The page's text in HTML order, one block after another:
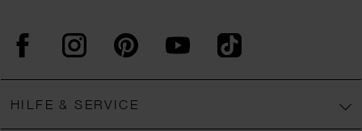
FacebookInstagram PinterestYouTubeTikTok
HILFE & SERVICE